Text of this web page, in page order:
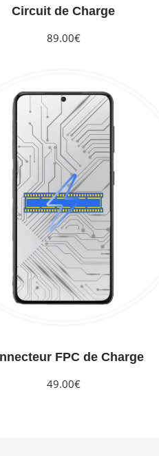
Circuit de Charge
89.00€
FPC de Charge
49.00€